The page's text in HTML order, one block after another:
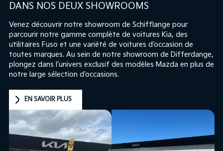
DANS NOS DEUX SHOWROOMS
Venez découvrir notre showroom de Schifflange pour
parcourir notre gamme complète de voitures Kia, des
utilitaires Fuso et une variété de voitures d’occasion de
toutes marques. Au sein de notre showroom de Differdange,
plongez dans l’univers exclusif des modèles Mazda en plus de
notre large sélection d’occasions.
EN SAVOIR PLUS